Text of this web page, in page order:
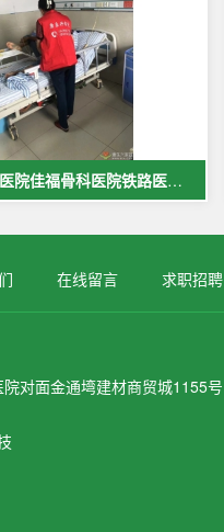
麻城中医院市医院佳福骨科医院铁路医院护工案例展示
在线留言 求职招聘
对面金通塆建材商贸城1155号